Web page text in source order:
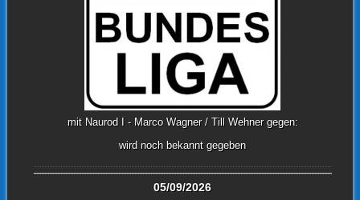
mit Naurod I - Marco Wagner / Till Wehner gegen:
wird noch bekannt gegeben
05/09/2026